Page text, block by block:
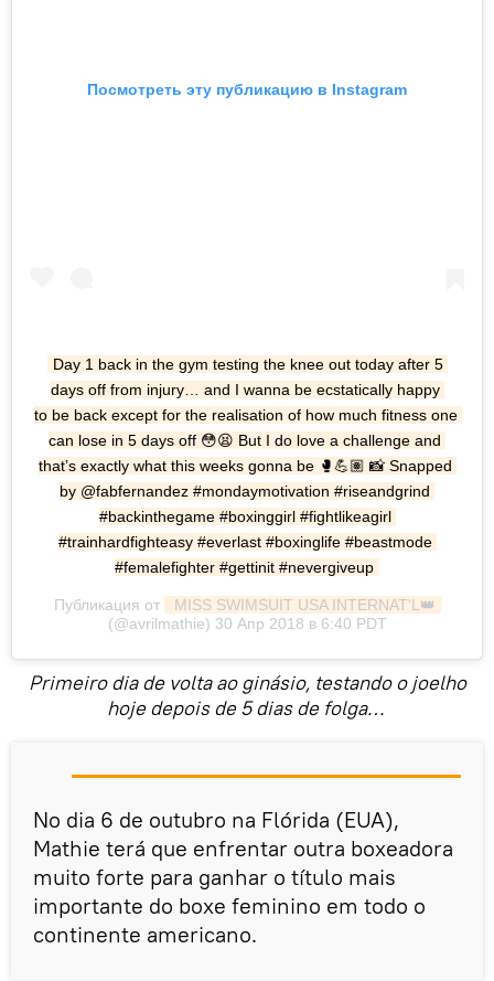
Посмотреть эту публикацию в Instagram
Day 1 back in the gym testing the knee out today after 5
days off from injury… and I wanna be ecstatically happy
to be back except for the realisation of how much fitness one
can lose in 5 days off 😳😫 But I do love a challenge and
that’s exactly what this weeks gonna be 🥊💪🏽 📸 Snapped
by @fabfernandez #mondaymotivation #riseandgrind
#backinthegame #boxinggirl #fightlikeagirl
#trainhardfighteasy #everlast #boxinglife #beastmode
#femalefighter #gettinit #nevergiveup
Публикация от
MISS SWIMSUIT USA INTERNAT'L👑
(@avrilmathie) 30 Апр 2018 в 6:40 PDT
Primeiro dia de volta ao ginásio, testando o joelho
hoje depois de 5 dias de folga…
No dia 6 de outubro na Flórida (EUA),
Mathie terá que enfrentar outra boxeadora
muito forte para ganhar o título mais
importante do boxe feminino em todo o
continente americano.